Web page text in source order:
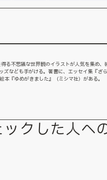
る不思議な世界観のイラストが人気を集め、
ズなども手がける。著書に、エッセイ集『ざ
『ゆめがきました』（ミシマ社）がある。
ックした人へ